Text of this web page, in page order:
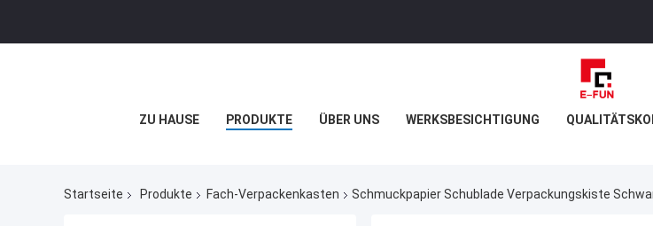
ZU HAUSE PRODUKTE ÜBER UNS WERKSBESICHTIGUNG
Startseite Produkte Fach-Verpackenkasten Schmuckpapier Schublade Verpackungskiste